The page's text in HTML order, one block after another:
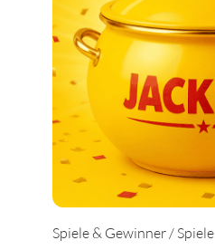
Spiele & Gewinner / Spiele